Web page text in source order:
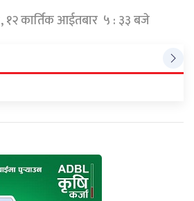
१२ कार्तिक आईतबार ५ : ३३ बजे